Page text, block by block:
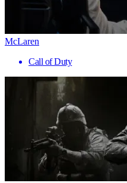
McLaren
Call of Duty